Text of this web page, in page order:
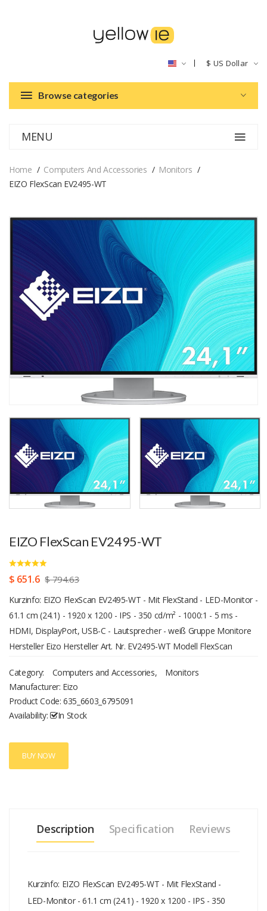
$ US Dollar
Browse categories
MENU
Home Computers And Accessories
Monitors
EIZO FlexScan EV2495-WT
EIZO FlexScan EV2495-WT
$ 651.6 $ 794.63
Kurzinfo: EIZO FlexScan EV2495-WT - Mit FlexStand - LED-Monitor -
61.1 cm (24.1) - 1920 x 1200 - IPS - 350 cd/m² - 1000:1 - 5 ms -
HDMI, DisplayPort, USB-C - Lautsprecher - weiß Gruppe Monitore
Hersteller Eizo Hersteller Art. Nr. EV2495-WT Modell FlexScan
FlexScan EV2495-WT - mit FlexStand - LED-Monitor - 61.1 cm (24.1)
Gerätetyp LED-hintergrundbeleuchteter LCD-Monitor - 61.1 cm
(24.1) Energie Effizienzklasse Klasse C Energieverbrauch pro Jahr 17
kWh Leistungsaufnahme im Ein-Zustand 12 W Leistungsmerkmale
Auflösung 1920 x 1200 Pixelpitch 0.27 mm Helligkeit 350 cd/m²
Kontrast 1000:1 Reaktionszeit 5 ms (Gray-to-Gray)
35.62 cm x 23 cm Gewicht 7.6 kg Umweltschutzstandards TCO
Category: Computers and Accessories,
Monitors
Manufacturer: Eizo
Product Code:635_6603_6795091
Availability:
In Stock
BUY NOW
Description Specification Reviews
Kurzinfo: EIZO FlexScan EV2495-WT - Mit FlexStand -
LED-Monitor - 61.1 cm (24.1) - 1920 x 1200 - IPS - 350